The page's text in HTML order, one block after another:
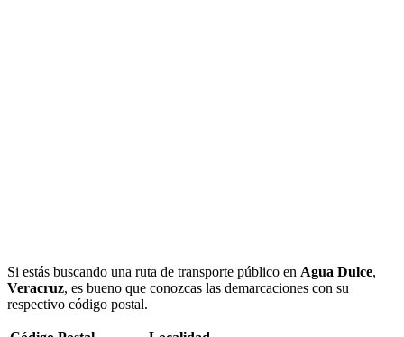
Si estás buscando una ruta de transporte público en Agua Dulce,
Veracruz, es bueno que conozcas las demarcaciones con su
respectivo código postal.